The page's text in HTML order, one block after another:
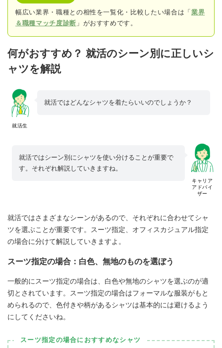
幅広い業界・職種との相性を一覧化・比較したい場合は「 業界
＆職種マッチ度診断 」がおすすめです。
何がおすすめ？ 就活のシーン別に正しいシ
ャツを解説
就活生
就活ではどんなシャツを着たらいいのでしょうか？
キャリア
アドバイ
ザー
就活ではシーン別にシャツを使い分けることが重要で
す。それぞれ解説していきますね。
就活ではさまざまなシーンがあるので、それぞれに合わせてシャ
ツを選ぶことが重要です。スーツ指定、オフィスカジュアル指定
の場合に分けて解説していきますよ。
スーツ指定の場合：白色、無地のものを選ぼう
一般的にスーツ指定の場合は、白色や無地のシャツを選ぶのが適
切とされています。スーツ指定の場合はフォーマルな服装がもと
められるので、色付きや柄があるシャツは基本的には避けるよう
にしてくださいね。
スーツ指定の場合におすすめなシャツ